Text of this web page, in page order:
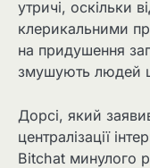
утричі, оскільки
клерикальними
на придушення
змушують людей
Дорсі, який
централізації
Bitchat минулого